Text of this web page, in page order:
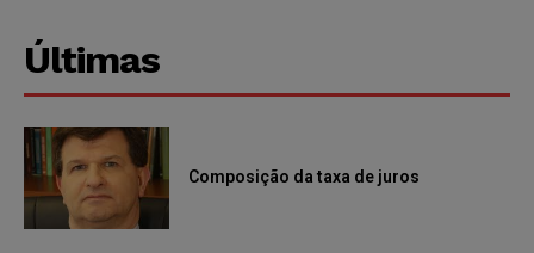
Últimas
Composição da taxa de juros